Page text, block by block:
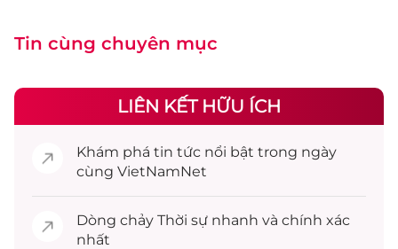
Tin cùng chuyên mục
LIÊN KẾT HỮU ÍCH
Khám phá tin tức nổi bật trong ngày
cùng VietNamNet
Dòng chảy Thời sự nhanh và chính xác
nhất